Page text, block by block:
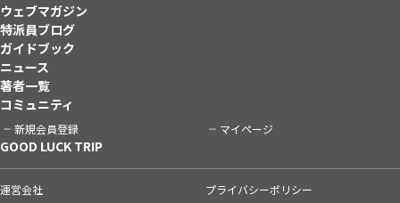
ウェブマガジン
特派員ブログ
ガイドブック
ニュース
著者一覧
コミュニティ
新規会員登録 マイページ
GOOD LUCK TRIP
運営会社
プライバシーポリシー